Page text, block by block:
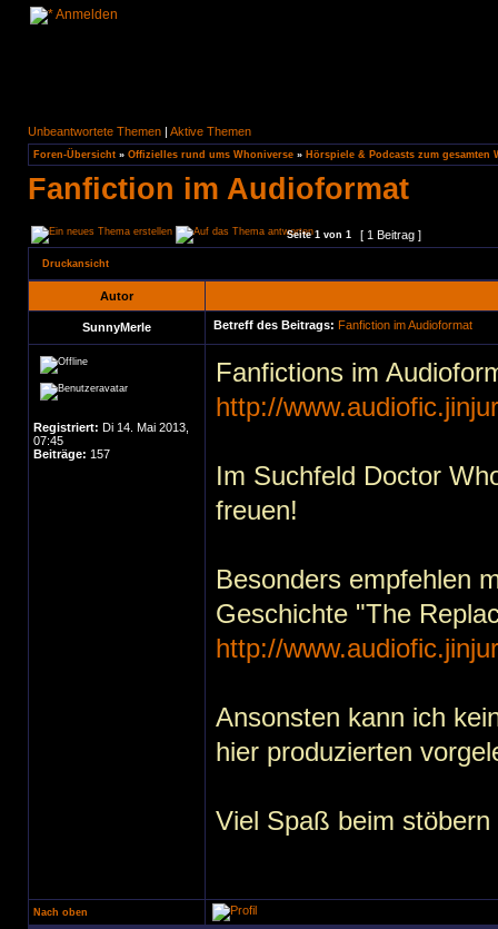
Anmelden
Unbeantwortete Themen | Aktive Themen
Foren-Übersicht » Offizielles rund ums Whoniverse » Hörspiele & Podcasts zum gesamten
Fanfiction im Audioformat
Seite1 von 1 [ 1 Beitrag ]
Druckansicht
Autor
SunnyMerle Betreff des Beitrags: Fanfiction im Audioformat
Registriert: Di 14. Mai 2013,
07:45
Beiträge: 157
Fanfictions im
http://
Im Suchfeld Doctor
freuen!
Besonders empfehlen
Geschichte "The
http://
Ansonsten kann ich
hier produzierten
Viel Spaß beim
Nach oben